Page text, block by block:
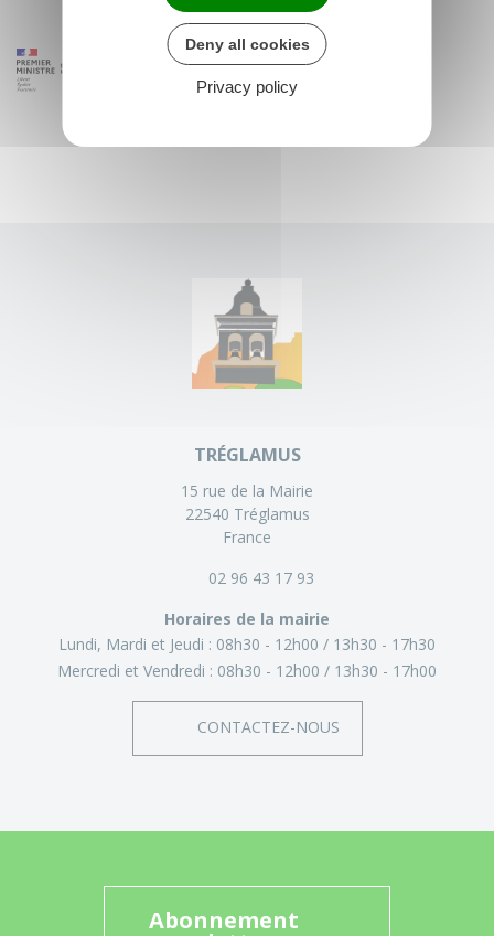
TRÉGLAMUS
15 rue de la Mairie
22540 Tréglamus
France
02 96 43 17 93
Horaires de la mairie
Lundi, Mardi et Jeudi : 08h30 - 12h00
13h30 - 17h30
Mercredi et Vendredi : 08h30 - 12h00 13h30 - 17h00
CONTACTEZ-NOUS
Abonnement
Deny all cookies
Privacy policy